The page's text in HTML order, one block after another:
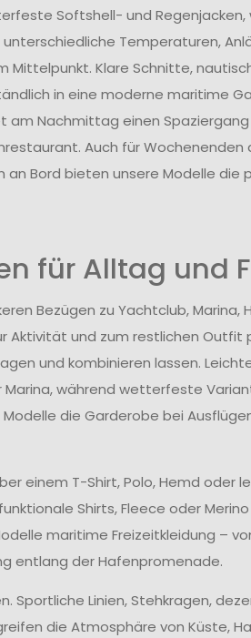
Softshell- und
Temperaturen,
Klare Schnitte,
in eine moderne maritime
am Nachmittag einen
Auch für Wochenenden
Bord bieten unsere Modelle die
für Alltag und
Bezügen zu Yachtclub, Marina,
Aktivität und zum restlichen Outfit
und kombinieren lassen.
während wetterfeste
die Garderobe bei
einem T-Shirt, Polo, Hemd oder
Shirts, Fleece oder
maritime Freizeitkleidung –
entlang der Hafenpromenade.
Sportliche Linien, Stehkragen,
die Atmosphäre von Küste,